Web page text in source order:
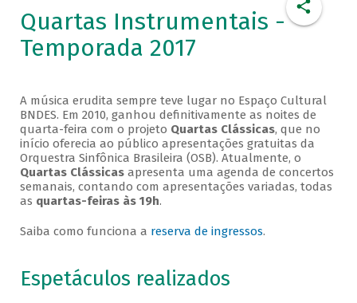
Quartas Instrumentais -
Temporada 2017
A música erudita sempre teve lugar no Espaço Cultural
BNDES. Em 2010, ganhou definitivamente as noites de
quarta-feira com o projeto Quartas Clássicas, que no
início oferecia ao público apresentações gratuitas da
Orquestra Sinfônica Brasileira (OSB). Atualmente, o
Quartas Clássicasapresenta uma agenda de concertos
semanais, contando com apresentações variadas, todas
as quartas-feiras às 19h.
Saiba como funciona a reserva de ingressos.
Espetáculos realizados